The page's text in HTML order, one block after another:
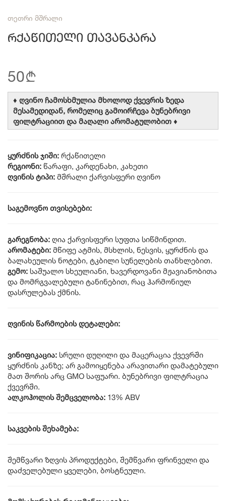
თეთრი მშრალი
Რქაწითელი Თავანკარა
50b
♦ ღვინო ჩამოსხმულია მხოლოდ ქვევრის ზედა
მესამედიდან, რომელიც გამოირჩევა ბუნებრივი
ფილტრაციით და მაღალი არომატულობით ♦
ყურძნის ჯიში: რქაწითელი
რეგიონი: წარაფი, კარდენახი, კახეთი
ღვინის ტიპი: მშრალი ქარვისფერი ღვინო
საგემოვნო თვისებები:
გარეგნობა: ღია ქარვისფერი სუფთა სიწმინდით.
არომატები: მწიფე ატმის, მსხლის, ნესვის, ყურძნის და
ბალახეულის ნოტები, ტკბილი სუნელების თანხლებით.
გემო: საშუალო სხეულიანი, ხავერდოვანი მჟავიანობითა
და მომრგვალებული ტანინებით, რაც ჰარმონიულ
დასრულებას ქმნის.
ღვინის წარმოების დეტალები:
ვინიფიკაცია: სრული დუღილი და მაცერაცია ქვევრში
ყურძნის კანზე; არ გამოიყენება არავითარი დამატებული
მათ შორის არც GMO საფუარი. ბუნებრივი ფილტრაცია
ქვევრში.
ალკოჰოლის შემცველობა: 13% ABV
საკვების შეხამება:
შემწვარი ზღვის პროდუქტები, შემწვარი ფრინველი და
დაძველებული ყველები, ბოსტნეული.